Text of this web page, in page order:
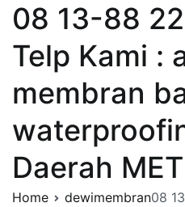
08 13-88
Telp Kami :
membran
Daerah
Home
dewimembran08